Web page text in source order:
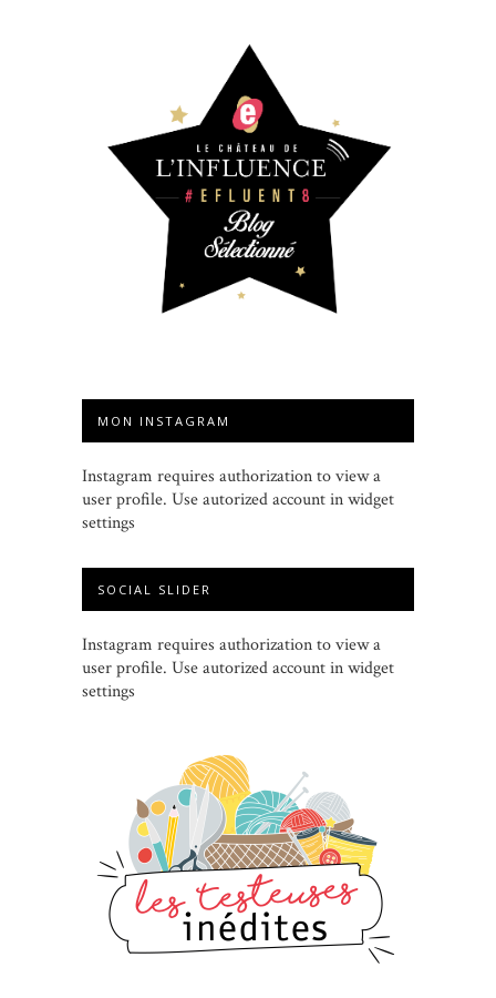
MON INSTAGRAM
Instagram requires authorization to view a
user profile. Use autorized account in widget
settings
SOCIAL SLIDER
Instagram requires authorization to view a
user profile. Use autorized account in widget
settings